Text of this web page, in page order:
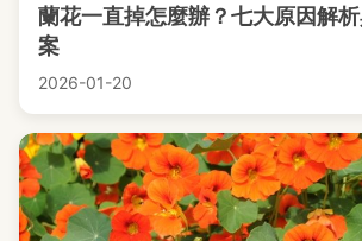
蘭花一直掉怎麼辦？七大原因解
案
2026-01-20